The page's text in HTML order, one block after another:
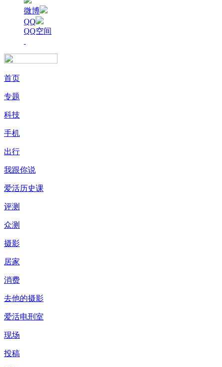
微博
QQ
QQ空间
首页
专题
科技
手机
出行
我跟你说
爱活历史课
评测
众测
摄影
居家
消费
去他的摄影
爱活电刑室
现场
投稿